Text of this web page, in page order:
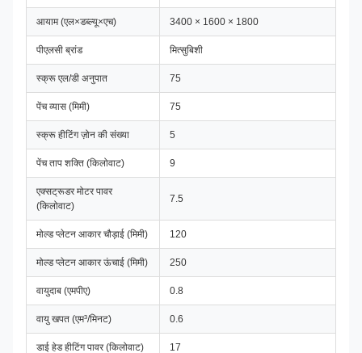
आयाम (एल×डब्ल्यू×एच) 3400 × 1600 × 1800
पीएलसी ब्रांड मित्सुबिशी
स्क्रू एल/डी अनुपात 75
पेंच व्यास (मिमी) 75
स्क्रू हीटिंग ज़ोन की संख्या 5
पेंच ताप शक्ति (किलोवाट) 9
एक्सट्रूडर मोटर पावर
(किलोवाट)
7.5
मोल्ड प्लेटन आकार चौड़ाई (मिमी) 120
मोल्ड प्लेटन आकार ऊंचाई (मिमी) 250
वायुदाब (एमपीए) 0.8
वायु खपत (एम³/मिनट) 0.6
डाई हेड हीटिंग पावर (किलोवाट) 17